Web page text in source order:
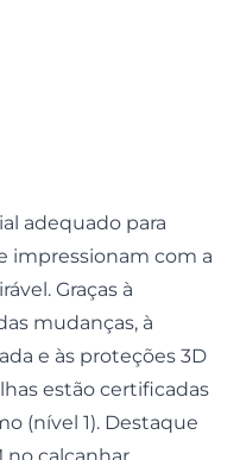
adequado para
impressionam com a
Graças à
mudanças, à
e às proteções 3D
estão certificadas
(nível 1). Destaque
no calcanhar.